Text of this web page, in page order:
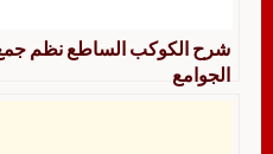
شرح الكوكب الساطع نظم
الجوامع